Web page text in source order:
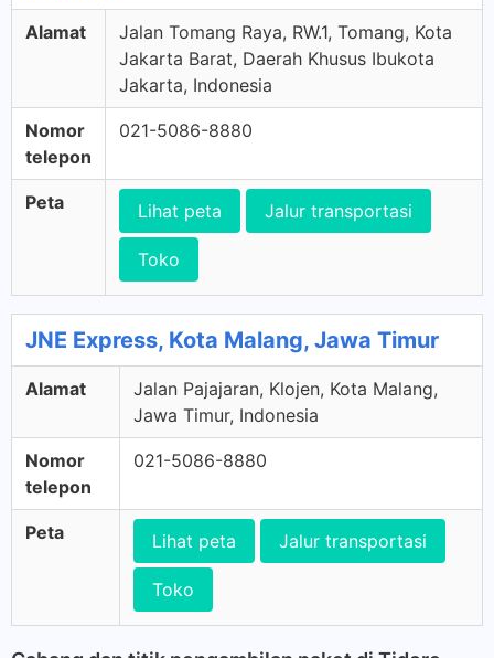
Alamat
Jalan Tomang Raya, RW.1, Tomang, Kota
Jakarta Barat, Daerah Khusus Ibukota
Jakarta, Indonesia
Nomor
telepon
021-5086-8880
Peta Lihat peta Jalur transportasi
Toko
JNE Express, Kota Malang, Jawa Timur
Alamat
Jalan Pajajaran, Klojen, Kota Malang,
Jawa Timur, Indonesia
Nomor
telepon
021-5086-8880
Peta Lihat peta Jalur transportasi
Toko